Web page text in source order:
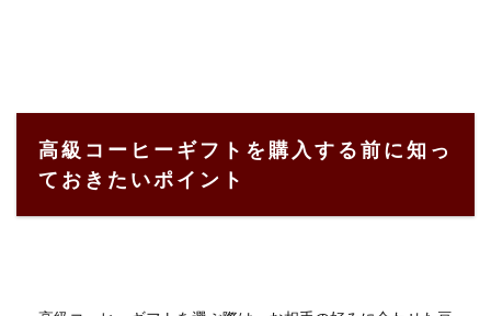
高級コーヒーギフトを購入する前に知っ
ておきたいポイント